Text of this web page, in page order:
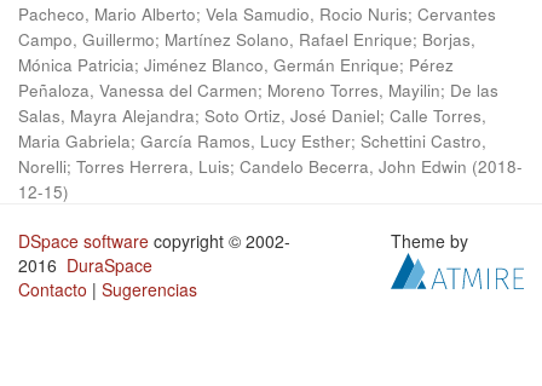
Pacheco, Mario Alberto; Vela Samudio, Rocio Nuris; Cervantes
Campo, Guillermo; Martínez Solano, Rafael Enrique; Borjas,
Mónica Patricia; Jiménez Blanco, Germán Enrique; Pérez
Peñaloza, Vanessa del Carmen; Moreno Torres, Mayilin; De las
Salas, Mayra Alejandra; Soto Ortiz, José Daniel; Calle Torres,
Maria Gabriela; García Ramos, Lucy Esther; Schettini Castro,
Norelli; Torres Herrera, Luis; Candelo Becerra, John Edwin (2018-
12-15)
DSpace software copyright © 2002-
2016 DuraSpace
Contacto | Sugerencias
Theme by